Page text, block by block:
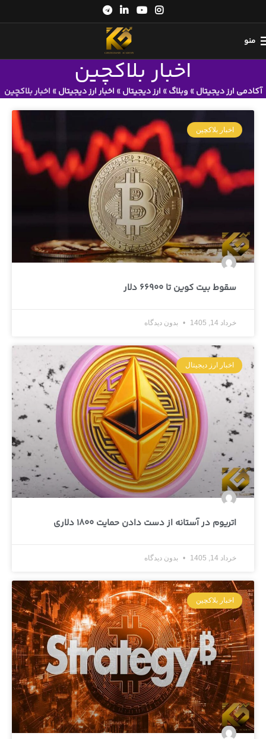
منو
اخبار بلاکچین
آکادمی ارز دیجیتال» وبلاگ» ارز دیجیتال» اخبار ارز دیجیتال» اخبار بلاکچین
اخبار بلاکچین
سقوط بیت کوین تا 66900 دلار
خرداد 14, 1405 بدون دیدگاه
اخبار ارز دیجیتال
اتریوم در آستانه از دست دادن حمایت 1800 دلاری
خرداد 14, 1405 بدون دیدگاه
اخبار بلاکچین